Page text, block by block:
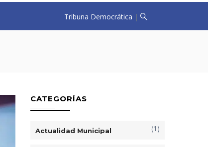
Tribuna Democrática |
CATEGORÍAS
Actualidad Municipal (1)